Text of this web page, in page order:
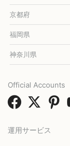
京都府
福岡県
神奈川県
運用サービス
Official Accounts